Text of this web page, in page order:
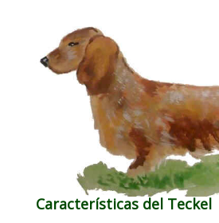
Características del Teckel